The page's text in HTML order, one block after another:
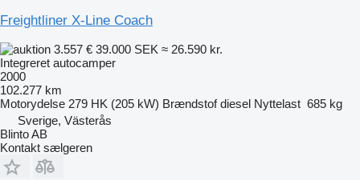
Freightliner X-Line Coach
3.557 € 39.000 SEK ≈ 26.590 kr.
Integreret autocamper
2000
102.277 km
Motorydelse 279 HK (205 kW) Brændstof diesel Nyttelast 685 kg
Sverige, Västerås
Blinto AB
Kontakt sælgeren